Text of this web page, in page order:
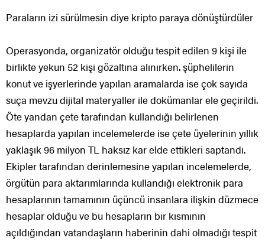
Paraların izi sürülmesin diye kripto paraya dönüştürdüler
Operasyonda, organizatör olduğu tespit edilen 9 kişi ile
birlikte yekun 52 kişi gözaltına alınırken. şüphelilerin
konut ve işyerlerinde yapılan aramalarda ise çok sayıda
suça mevzu dijital materyaller ile dokümanlar ele geçirildi.
Öte yandan çete tarafından kullandığı belirlenen
hesaplarda yapılan incelemelerde ise çete üyelerinin yıllık
yaklaşık 96 milyon TL haksız kar elde ettikleri saptandı.
Ekipler tarafından derinlemesine yapılan incelemelerde,
örgütün para aktarımlarında kullandığı elektronik para
hesaplarının tamamının üçüncü insanlara ilişkin düzmece
hesaplar olduğu ve bu hesapların bir kısmının
açıldığından vatandaşların haberinin dahi olmadığı tespit